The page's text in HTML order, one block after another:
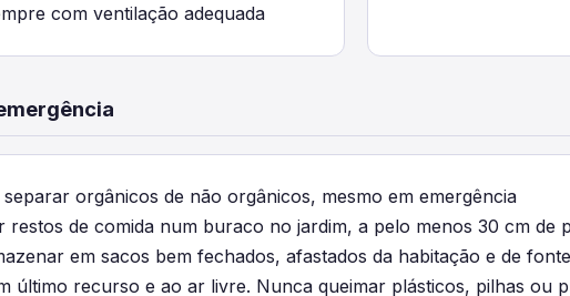
com ventilação adequada
separar orgânicos de não orgânicos, mesmo em emergência
restos de comida num buraco no jardim, a pelo menos 30 cm de
em sacos bem fechados, afastados da habitação e de
último recurso e ao ar livre. Nunca queimar plásticos, pilhas ou